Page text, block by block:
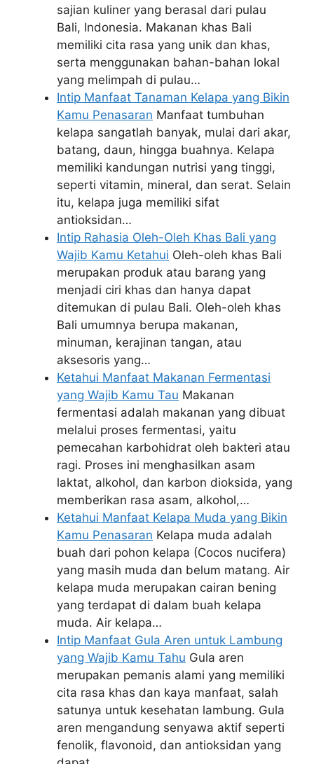
sajian kuliner yang berasal dari pulau
Bali, Indonesia. Makanan khas Bali
memiliki cita rasa yang unik dan khas,
serta menggunakan bahan-bahan lokal
yang melimpah di pulau…
Intip Manfaat Tanaman Kelapa yang Bikin
Kamu Penasaran Manfaat tumbuhan
kelapa sangatlah banyak, mulai dari akar,
batang, daun, hingga buahnya. Kelapa
memiliki kandungan nutrisi yang tinggi,
seperti vitamin, mineral, dan serat. Selain
itu, kelapa juga memiliki sifat
antioksidan…
Intip Rahasia Oleh-Oleh Khas Bali yang
Wajib Kamu Ketahui Oleh-oleh khas Bali
merupakan produk atau barang yang
menjadi ciri khas dan hanya dapat
ditemukan di pulau Bali. Oleh-oleh khas
Bali umumnya berupa makanan,
minuman, kerajinan tangan, atau
aksesoris yang…
Ketahui Manfaat Makanan Fermentasi
yang Wajib Kamu Tau Makanan
fermentasi adalah makanan yang dibuat
melalui proses fermentasi, yaitu
pemecahan karbohidrat oleh bakteri atau
ragi. Proses ini menghasilkan asam
laktat, alkohol, dan karbon dioksida, yang
memberikan rasa asam, alkohol,…
Ketahui Manfaat Kelapa Muda yang Bikin
Kamu Penasaran Kelapa muda adalah
buah dari pohon kelapa (Cocos nucifera)
yang masih muda dan belum matang. Air
kelapa muda merupakan cairan bening
yang terdapat di dalam buah kelapa
muda. Air kelapa…
Intip Manfaat Gula Aren untuk Lambung
yang Wajib Kamu Tahu Gula aren
merupakan pemanis alami yang memiliki
cita rasa khas dan kaya manfaat, salah
satunya untuk kesehatan lambung. Gula
aren mengandung senyawa aktif seperti
fenolik, flavonoid, dan antioksidan yang